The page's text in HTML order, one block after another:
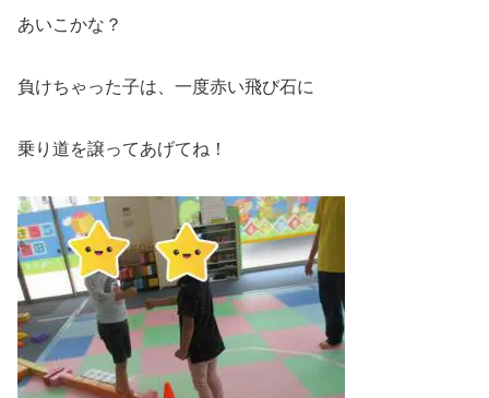
あいこかな？
負けちゃった子は、一度赤い飛び石に
乗り道を譲ってあげてね！